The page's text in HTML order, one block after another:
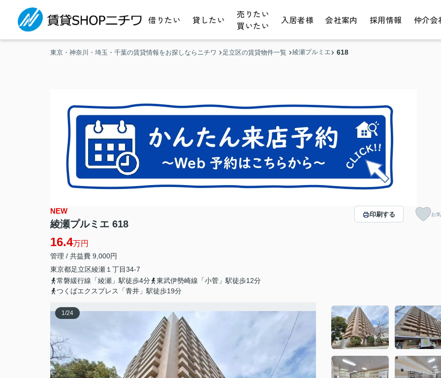
借りたい 貸したい
売りたい
買いたい
入居者様 会社案内 採用情報 仲介会
東京・神奈川・埼玉・千葉の賃貸情報をお探しならニチワ 足立区の賃貸物件一覧 綾瀬プルミエ 618
NEW
綾瀬プルミエ 618
16.4万円
管理 / 共益費 9,000円
東京都足立区綾瀬 １丁目34-7
常磐緩行線「綾瀬」駅徒歩4分
東武伊勢崎線「小菅」駅徒歩12分
つくばエクスプレス「青井」駅徒歩19分
印刷する お
1/24